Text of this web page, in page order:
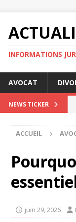
INFORMATIONS
AVOCAT
NEWS TICKER
ACCUEIL
juin 29, 2026